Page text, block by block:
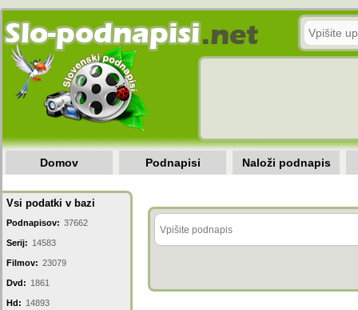
Domov Podnapisi Naloži podnapis
Vsi podatki v bazi
Podnapisov: 37662
Serij: 14583
Filmov: 23079
Dvd: 1861
Hd: 14893